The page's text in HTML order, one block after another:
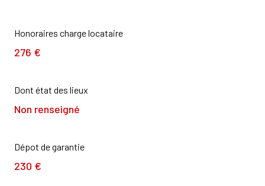
Honoraires charge locataire
276 €
Dont état des lieux
Non renseigné
Dépot de garantie
230 €